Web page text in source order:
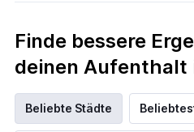
Finde bessere
deinen Aufenthalt
Beliebte Städte